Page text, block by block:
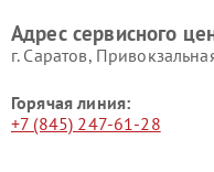
Ремонт сушильных
Адрес сервисного
г. Саратов,
Горячая линия:
+7 (845) 247-61-28